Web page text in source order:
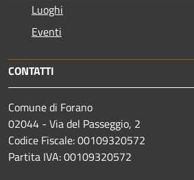
Luoghi
Eventi
CONTATTI
Comune di Forano
02044 - Via del Passeggio, 2
Codice Fiscale: 00109320572
Partita IVA: 00109320572